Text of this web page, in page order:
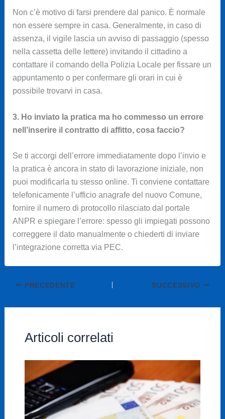
Non c’è motivo di farsi prendere dal panico. È normale
non essere sempre in casa. Generalmente, in caso di
assenza, il vigile lascia un avviso di passaggio (spesso
nella cassetta delle lettere) invitando il cittadino a
contattare il comando della Polizia Locale per fissare un
appuntamento o per confermare gli orari in cui è
possibile trovarvi in casa.
3. Ho inviato la pratica ma ho commesso un errore
nell’inserire il contratto di affitto, cosa faccio?
Se ti accorgi dell’errore immediatamente dopo l’invio e
la pratica è ancora in stato di lavorazione iniziale, non
puoi modificarla tu stesso online. Ti conviene contattare
telefonicamente l’ufficio anagrafe del nuovo Comune,
fornire il numero di protocollo rilasciato dal portale
ANPR e spiegare l’errore: spesso gli impiegati possono
correggere il dato manualmente o chiederti di inviare
l’integrazione corretta via PEC.
PRECEDENTE SUCCESSIVO
Articoli correlati